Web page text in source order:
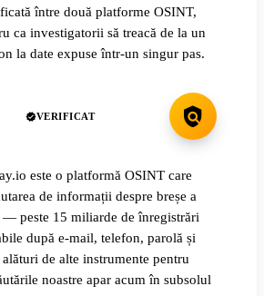
între două platforme OSINT,
ca investigatorii să treacă de la un
la date expuse într-un singur pas.
VERIFICAT
este o platformă OSINT care
de informații despre breșe a
— peste 15 miliarde de înregistrări
după e-mail, telefon, parolă și
de alte instrumente pentru
noastre apar acum în subsolul